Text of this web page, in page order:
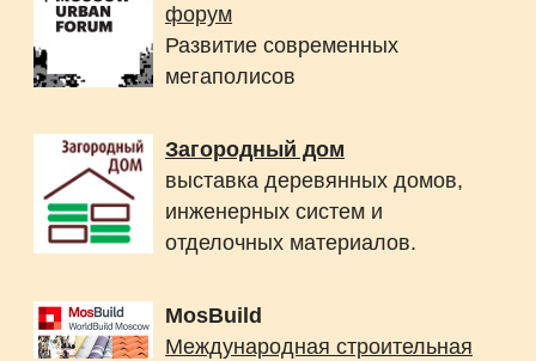
форум
Развитие современных
мегаполисов
Загородный дом
выставка деревянных домов,
инженерных систем и
отделочных материалов.
МosBuild
Международная строительная